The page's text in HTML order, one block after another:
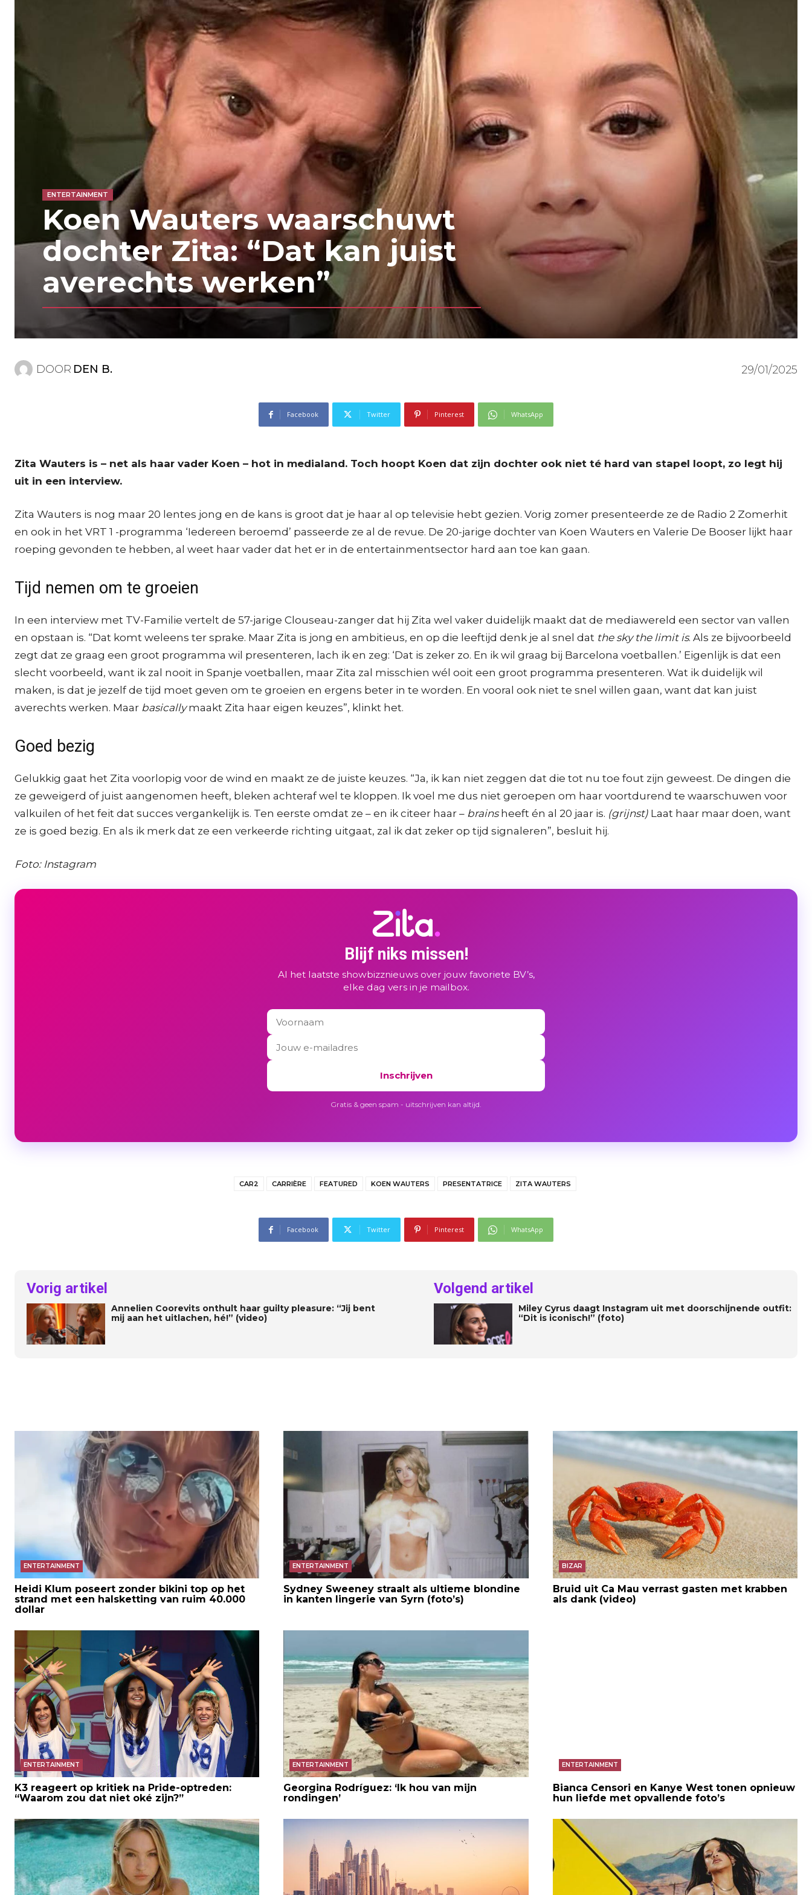
ENTERTAINMENT
Koen Wauters waarschuwt
dochter Zita: “Dat kan juist
averechts werken”
DOOR DEN B. 29/01/2025
Facebook Twitter Pinterest WhatsApp
Zita Wauters is – net als haar vader Koen – hot in medialand. Toch hoopt Koen dat zijn dochter ook niet té hard van stapel loopt, zo legt hij
uit in een interview.
Zita Wauters is nog maar 20 lentes jong en de kans is groot dat je haar al op televisie hebt gezien. Vorig zomer presenteerde ze de Radio 2 Zomerhit
en ook in het VRT 1 -programma ‘Iedereen beroemd’ passeerde ze al de revue. De 20-jarige dochter van Koen Wauters en Valerie De Booser lijkt haar
roeping gevonden te hebben, al weet haar vader dat het er in de entertainmentsector hard aan toe kan gaan.
Tijd nemen om te groeien
In een interview met TV-Familie vertelt de 57-jarige Clouseau-zanger dat hij Zita wel vaker duidelijk maakt dat de mediawereld een sector van vallen
en opstaan is. “Dat komt weleens ter sprake. Maar Zita is jong en ambitieus, en op die leeftijd denk je al snel dat the sky the limit is. Als ze bijvoorbeeld
zegt dat ze graag een groot programma wil presenteren, lach ik en zeg: ‘Dat is zeker zo. En ik wil graag bij Barcelona voetballen.’ Eigenlijk is dat een
slecht voorbeeld, want ik zal nooit in Spanje voetballen, maar Zita zal misschien wél ooit een groot programma presenteren. Wat ik duidelijk wil
maken, is dat je jezelf de tijd moet geven om te groeien en ergens beter in te worden. En vooral ook niet te snel willen gaan, want dat kan juist
averechts werken. Maar basicallymaakt Zita haar eigen keuzes”, klinkt het.
Goed bezig
Gelukkig gaat het Zita voorlopig voor de wind en maakt ze de juiste keuzes. “Ja, ik kan niet zeggen dat die tot nu toe fout zijn geweest. De dingen die
ze geweigerd of juist aangenomen heeft, bleken achteraf wel te kloppen. Ik voel me dus niet geroepen om haar voortdurend te waarschuwen voor
valkuilen of het feit dat succes vergankelijk is. Ten eerste omdat ze – en ik citeer haar – brainsheeft én al 20 jaar is. (grijnst) Laat haar maar doen, want
ze is goed bezig. En als ik merk dat ze een verkeerde richting uitgaat, zal ik dat zeker op tijd signaleren”, besluit hij.
Foto: Instagram
Blijf niks missen!
Al het laatste showbizznieuws over jouw favoriete BV’s,
elke dag vers in je mailbox.
Inschrijven
Gratis & geen spam - uitschrijven kan altijd.
CAR2 CARRIÈRE FEATURED KOEN WAUTERS PRESENTATRICE ZITA WAUTERS
Facebook Twitter Pinterest WhatsApp
Vorig artikel
Annelien Coorevits onthult haar guilty pleasure: “Jij bent
mij aan het uitlachen, hé!” (video)
Volgend artikel
Miley Cyrus daagt Instagram uit met doorschijnende outfit:
“Dit is iconisch!” (foto)
ENTERTAINMENT
Heidi Klum poseert zonder bikini top op het
strand met een halsketting van ruim 40.000
dollar
ENTERTAINMENT
Sydney Sweeney straalt als ultieme blondine
in kanten lingerie van Syrn (foto’s)
BIZAR
Bruid uit Ca Mau verrast gasten met krabben
als dank (video)
ENTERTAINMENT
K3 reageert op kritiek na Pride-optreden:
“Waarom zou dat niet oké zijn?”
ENTERTAINMENT
Georgina Rodríguez: ‘Ik hou van mijn
rondingen’
ENTERTAINMENT
Bianca Censori en Kanye West tonen opnieuw
hun liefde met opvallende foto’s